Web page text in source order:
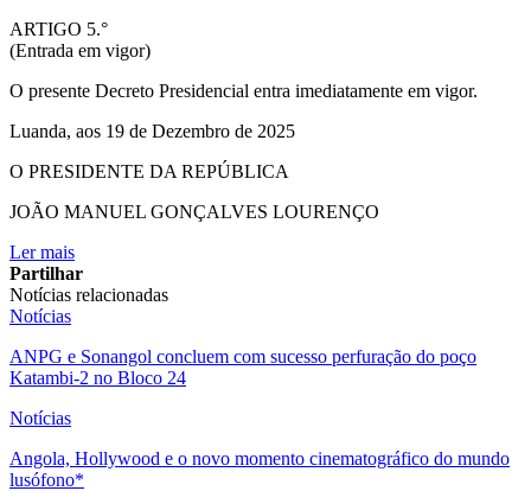
ARTIGO 5.°
(Entrada em vigor)
O presente Decreto Presidencial entra imediatamente em vigor.
Luanda, aos 19 de Dezembro de 2025
O PRESIDENTE DA REPÚBLICA
JOÃO MANUEL GONÇALVES LOURENÇO
Ler mais
Partilhar
Notícias relacionadas
Notícias
ANPG e Sonangol concluem com sucesso perfuração do poço
Katambi-2 no Bloco 24
Notícias
Angola, Hollywood e o novo momento cinematográfico do mundo
lusófono*